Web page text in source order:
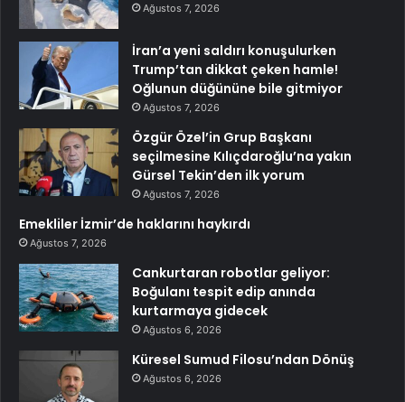
Ağustos 7, 2026
İran’a yeni saldırı konuşulurken
Trump’tan dikkat çeken hamle!
Oğlunun düğününe bile gitmiyor
Ağustos 7, 2026
Özgür Özel’in Grup Başkanı
seçilmesine Kılıçdaroğlu’na yakın
Gürsel Tekin’den ilk yorum
Ağustos 7, 2026
Emekliler İzmir’de haklarını haykırdı
Ağustos 7, 2026
Cankurtaran robotlar geliyor:
Boğulanı tespit edip anında
kurtarmaya gidecek
Ağustos 6, 2026
Küresel Sumud Filosu’ndan Dönüş
Ağustos 6, 2026